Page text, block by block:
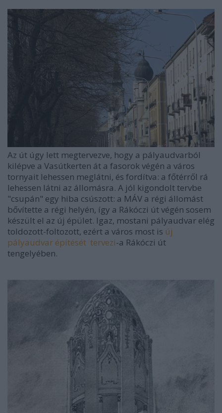
Az út úgy lett megtervezve, hogy a pályaudvarból
kilépve a Vasútkerten át a fasorok végén a város
tornyait lehessen meglátni, és fordítva: a főtérről rá
lehessen látni az állomásra. A jól kigondolt tervbe
"csupán" egy hiba csúszott: a MÁV a régi állomást
bővítette a régi helyén, így a Rákóczi út végén sosem
készült el az új épület. Igaz, mostani pályaudvar elég
toldozott-foltozott, ezért a város most is új
pályaudvar építését tervezi-a Rákóczi út
tengelyében.